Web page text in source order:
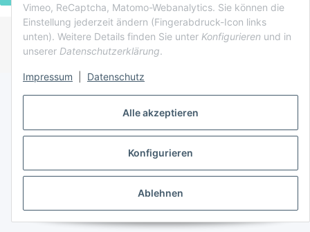
Alle akzeptieren
Konfigurieren
Ablehnen
Vimeo, ReCaptcha, Matomo-Webanalytics. Sie können die
Einstellung jederzeit ändern (Fingerabdruck-Icon links
unten). Weitere Details finden Sie unter Konfigurieren und in
unserer Datenschutzerklärung.
Impressum Datenschutz
* Alle Preise inkl. gesetzlicher USt., zzgl.